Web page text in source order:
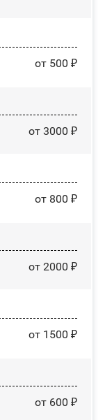
от 500 ₽
от 3000 ₽
от 800 ₽
от 2000 ₽
от 1500 ₽
от 600 ₽